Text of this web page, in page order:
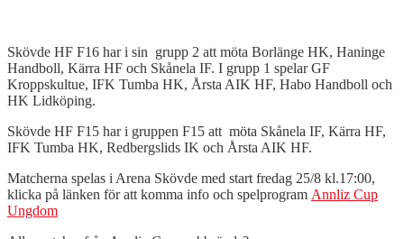
Skövde HF F16 har i sin grupp 2 att möta Borlänge HK, Haninge
Handboll, Kärra HF och Skånela IF. I grupp 1 spelar GF
Kroppskultue, IFK Tumba HK, Årsta AIK HF, Habo Handboll och
HK Lidköping.
Skövde HF F15 har i gruppen F15 att möta Skånela IF, Kärra HF,
IFK Tumba HK, Redbergslids IK och Årsta AIK HF.
Matcherna spelas i Arena Skövde med start fredag 25/8 kl.17:00,
klicka på länken för att komma info och spelprogram Annliz Cup
Ungdom